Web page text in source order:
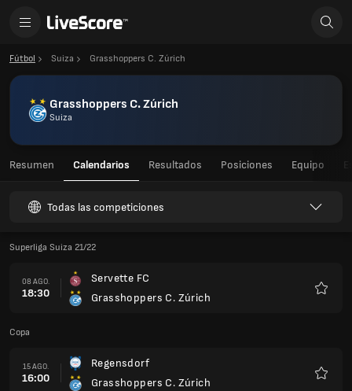
Fútbol Suiza Grasshoppers C. Zúrich
Grasshoppers C. Zúrich
Suiza
Resumen Calendarios Resultados Posiciones Equipo
Todas las competiciones
Superliga Suiza 21/22
08 AGO.
18:30
Servette FC
Grasshoppers C. Zúrich
Copa
15 AGO.
16:00
Regensdorf
Grasshoppers C. Zúrich